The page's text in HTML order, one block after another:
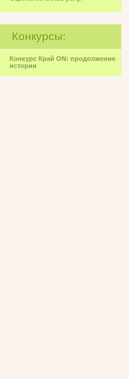
Конкурсы:
Конкурс Край ON: продолжение
истории